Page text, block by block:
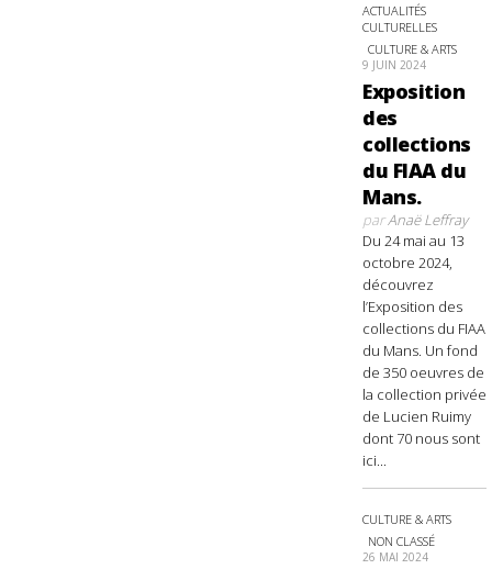
ACTUALITÉS
CULTURELLES
CULTURE & ARTS
9 JUIN 2024
Exposition
des
collections
du FIAA du
Mans.
parAnaë Leffray
Du 24 mai au 13
octobre 2024,
découvrez
l’Exposition des
collections du FIAA
du Mans. Un fond
de 350 oeuvres de
la collection privée
de Lucien Ruimy
dont 70 nous sont
ici...
CULTURE & ARTS
NON CLASSÉ
26 MAI 2024